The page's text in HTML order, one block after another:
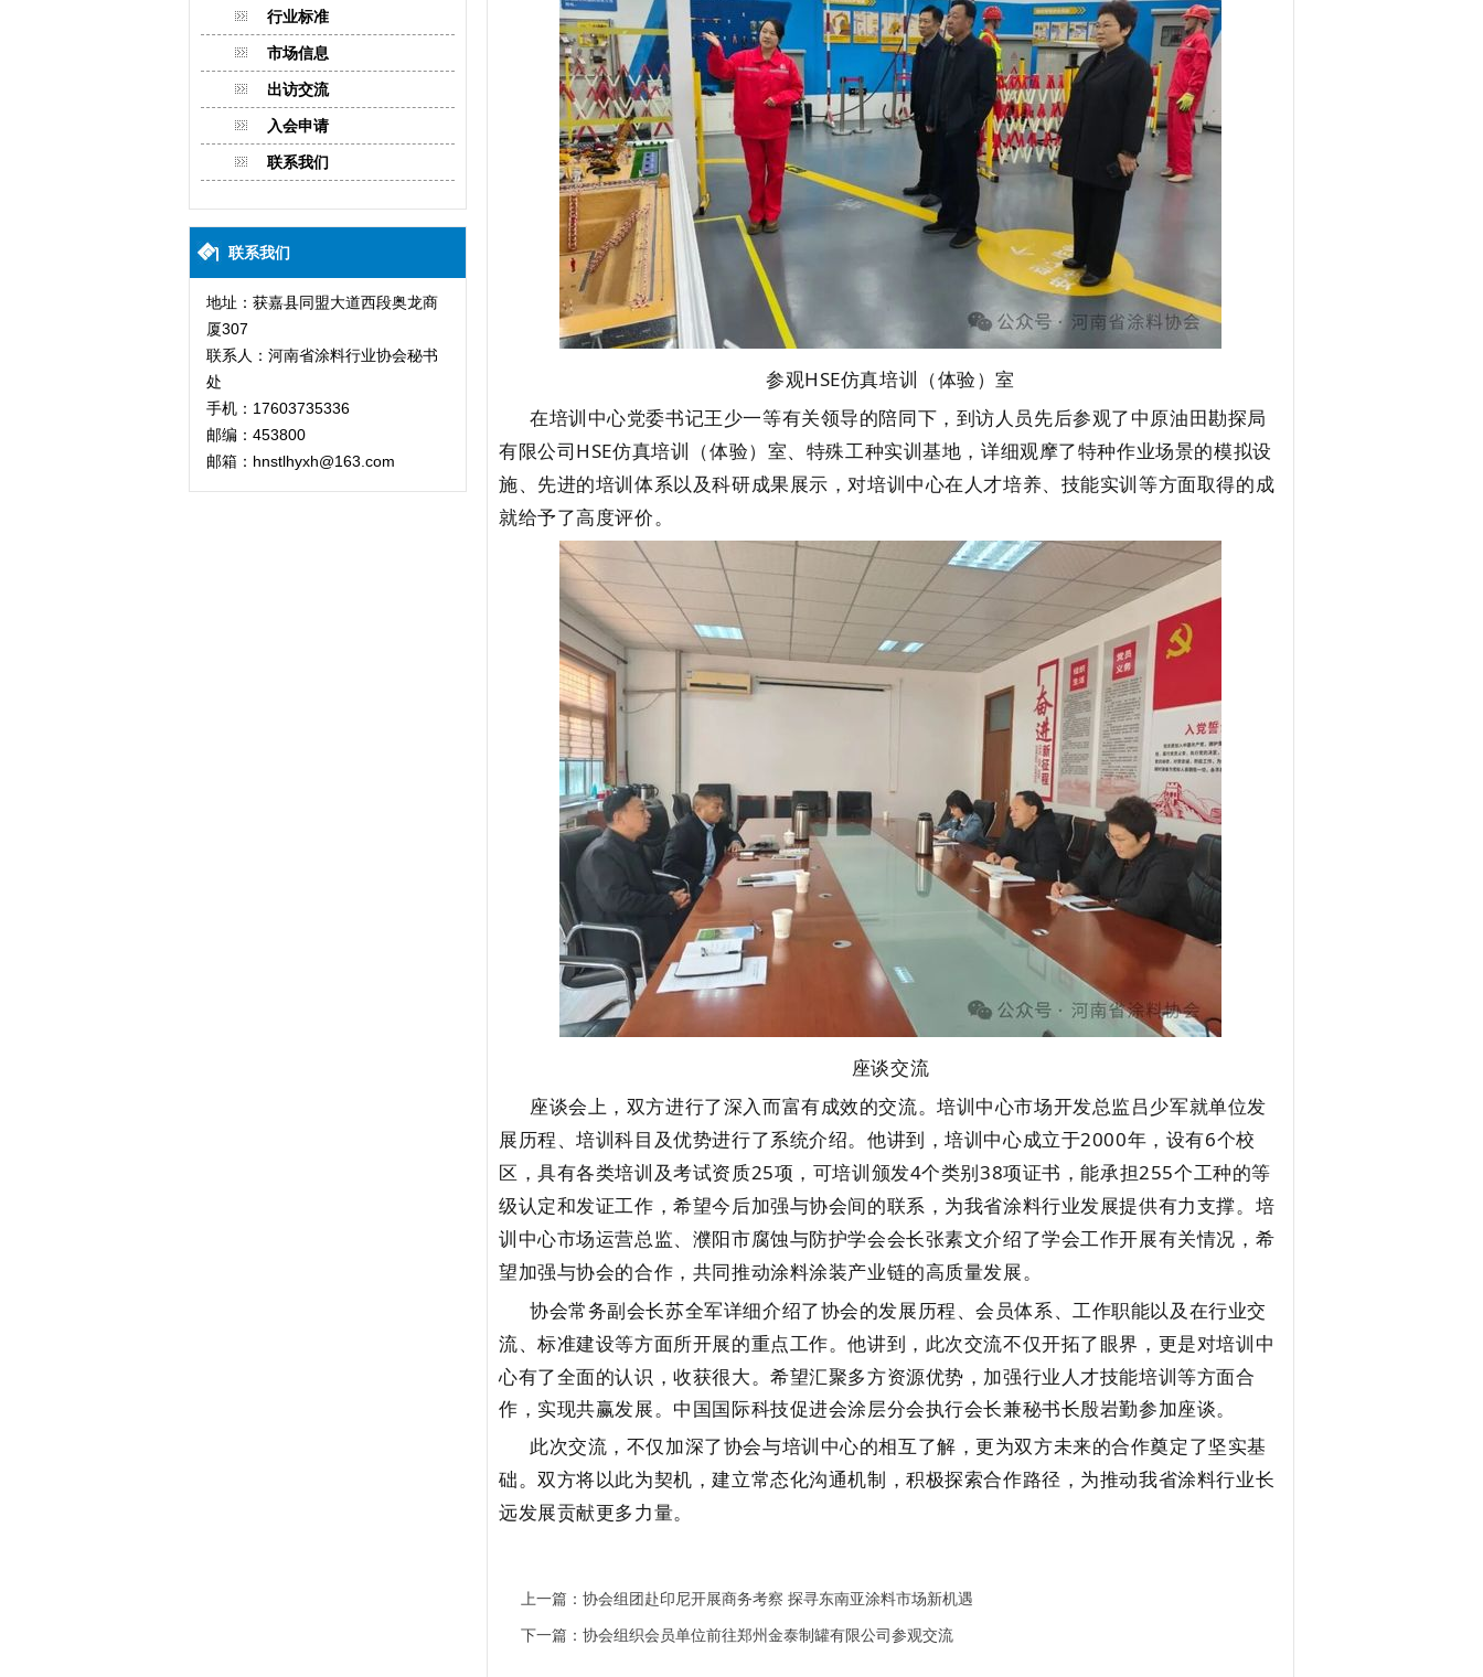
行业标准
市场信息
出访交流
入会申请
联系我们
联系我们
地址：获嘉县同盟大道西段奥龙商
厦307
联系人：河南省涂料行业协会秘书
处
手机：17603735336
邮编：453800
邮箱：hnstlhyxh@163.com
参观HSE仿真培训（体验）室
在培训中心党委书记王少一等有关领导的陪同下，到访人员先后参观了中原油田勘探局
有限公司HSE仿真培训（体验）室、特殊工种实训基地，详细观摩了特种作业场景的模拟设
施、先进的培训体系以及科研成果展示，对培训中心在人才培养、技能实训等方面取得的成
就给予了高度评价。
座谈交流
座谈会上，双方进行了深入而富有成效的交流。培训中心市场开发总监吕少军就单位发
展历程、培训科目及优势进行了系统介绍。他讲到，培训中心成立于2000年，设有6个校
区，具有各类培训及考试资质25项，可培训颁发4个类别38项证书，能承担255个工种的等
级认定和发证工作，希望今后加强与协会间的联系，为我省涂料行业发展提供有力支撑。 培
训中心市场运营总监、濮阳市腐蚀与防护学会会长张素文介绍了学会工作开展有关情况，希
望加强与协会的合作，共同推动涂料涂装产业链的高质量发展。
协会常务副会长苏全军详细介绍了协会的发展历程、会员体系、工作职能以及在行业交
流、标准建设等方面所开展的重点工作。他讲到，此次交流不仅开拓了眼界，更是对培训中
心有了全面的认识，收获很大。希望汇聚多方资源优势，加强行业人才技能培训等方面合
作，实现共赢发展。 中国国际科技促进会涂层分会执行会长兼秘书长殷岩勤参加座谈。
此次交流，不仅加深了协会与培训中心的相互了解，更为双方未来的合作奠定了坚实基
础。双方将以此为契机，建立常态化沟通机制，积极探索合作路径，为推动我省涂料行业长
远发展贡献更多力量。
上一篇： 协会组团赴印尼开展商务考察 探寻东南亚涂料市场新机遇
下一篇： 协会组织会员单位前往郑州金泰制罐有限公司参观交流